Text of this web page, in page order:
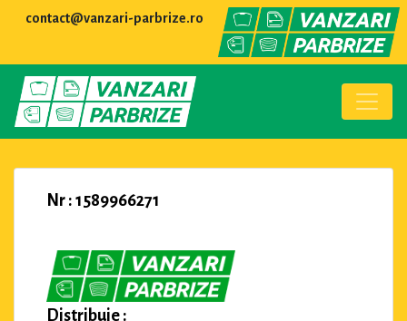
contact@vanzari-parbrize.ro
Nr : 1589966271
Distribuie :